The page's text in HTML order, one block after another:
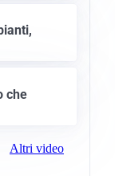
che
Altri video